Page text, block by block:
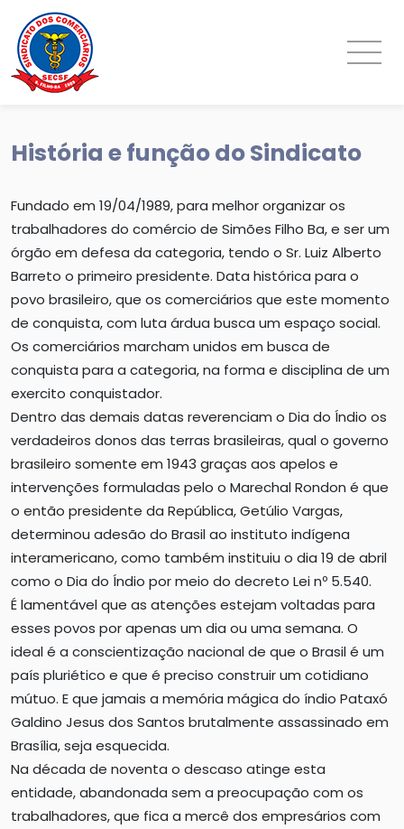
História e função do Sindicato
Fundado em 19/04/1989, para melhor organizar os
trabalhadores do comércio de Simões Filho Ba, e ser um
órgão em defesa da categoria, tendo o Sr. Luiz Alberto
Barreto o primeiro presidente. Data histórica para o
povo brasileiro, que os comerciários que este momento
de conquista, com luta árdua busca um espaço social.
Os comerciários marcham unidos em busca de
conquista para a categoria, na forma e disciplina de um
exercito conquistador.
Dentro das demais datas reverenciam o Dia do Índio os
verdadeiros donos das terras brasileiras, qual o governo
brasileiro somente em 1943 graças aos apelos e
intervenções formuladas pelo o Marechal Rondon é que
o então presidente da República, Getúlio Vargas,
determinou adesão do Brasil ao instituto indígena
interamericano, como também instituiu o dia 19 de abril
como o Dia do Índio por meio do decreto Lei nº 5.540.
É lamentável que as atenções estejam voltadas para
esses povos por apenas um dia ou uma semana. O
ideal é a conscientização nacional de que o Brasil é um
país pluriético e que é preciso construir um cotidiano
mútuo. E que jamais a memória mágica do índio Pataxó
Galdino Jesus dos Santos brutalmente assassinado em
Brasília, seja esquecida.
Na década de noventa o descaso atinge esta
entidade, abandonada sem a preocupação com os
trabalhadores, que fica a mercê dos empresários com